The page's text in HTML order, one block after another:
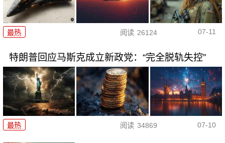
最热 阅读 26124 07-11
特朗普回应马斯克成立新政党：“完全脱轨失控”
最热 阅读 34869 07-10